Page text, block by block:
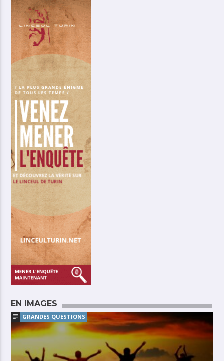
EN IMAGES
GRANDES QUESTIONS